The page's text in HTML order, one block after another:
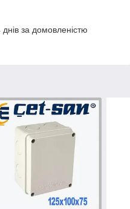
за домовленістю